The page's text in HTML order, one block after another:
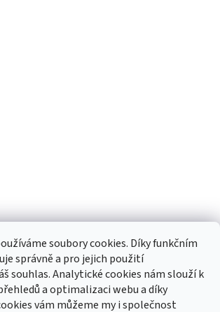
soubory cookies. Díky funkčním
správně a pro jejich použití
souhlas. Analytické cookies nám slouží k
a optimalizaci webu a díky
vám můžeme my i společnost
na Instagramu